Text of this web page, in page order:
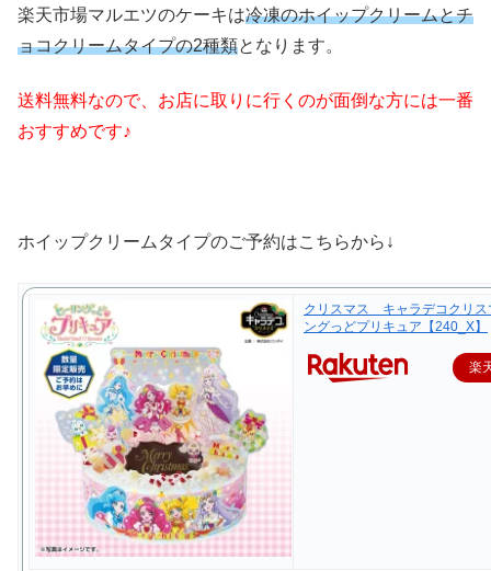
楽天市場マルエツのケーキは冷凍のホイップクリームとチ
ョコクリームタイプの2種類となります。
送料無料なので、お店に取りに行くのが面倒な方には一番
おすすめです♪
ホイップクリームタイプのご予約はこちらから↓
クリスマス キャラデコクリス
ングっどプリキュア【240_X】
楽